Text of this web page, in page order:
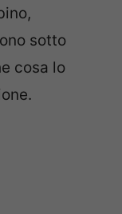
sotto
cosa lo